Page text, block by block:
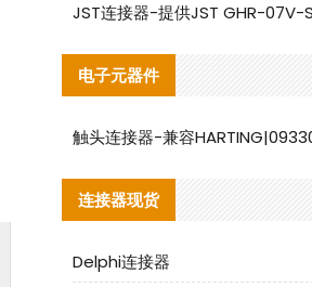
电子元器件
连接器现货
Delphi连接器